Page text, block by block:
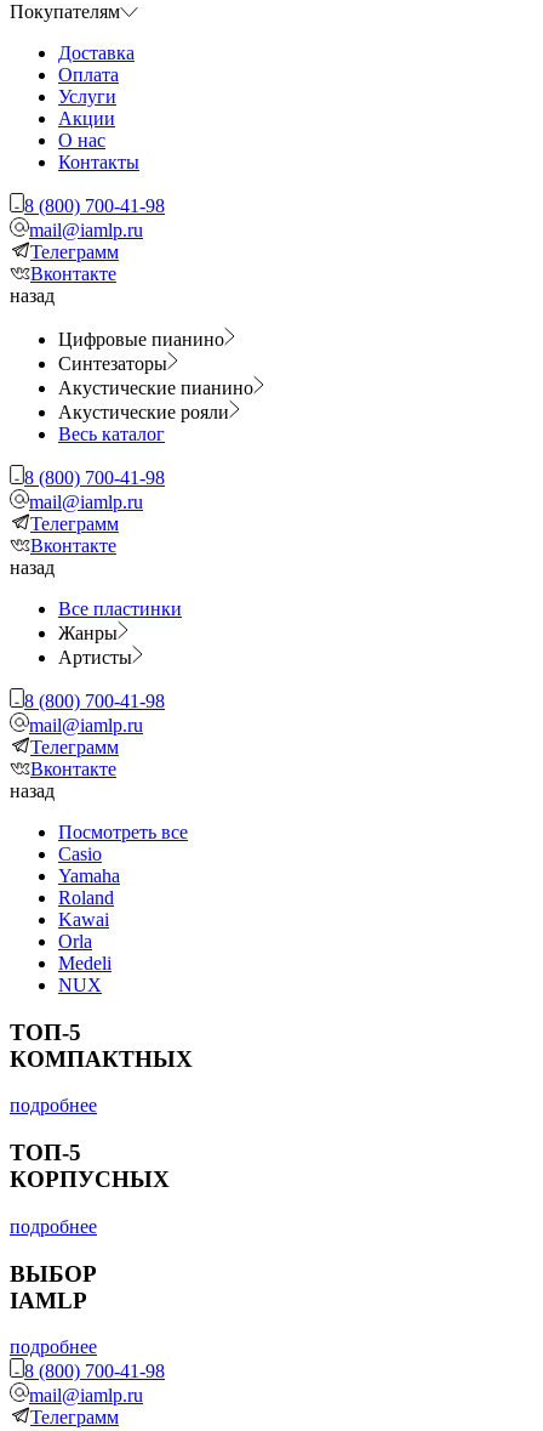
Покупателям
Доставка
Оплата
Услуги
Акции
О нас
Контакты
8 (800) 700-41-98
mail@iamlp.ru
Телеграмм
Вконтакте
назад
Цифровые пианино
Синтезаторы
Акустические пианино
Акустические рояли
Весь каталог
8 (800) 700-41-98
mail@iamlp.ru
Телеграмм
Вконтакте
назад
Все пластинки
Жанры
Артисты
8 (800) 700-41-98
mail@iamlp.ru
Телеграмм
Вконтакте
назад
Посмотреть все
Casio
Yamaha
Roland
Kawai
Orla
Medeli
NUX
ТОП-5
КОМПАКТНЫХ
подробнее
ТОП-5
КОРПУСНЫХ
подробнее
ВЫБОР
IAMLP
подробнее
8 (800) 700-41-98
mail@iamlp.ru
Телеграмм